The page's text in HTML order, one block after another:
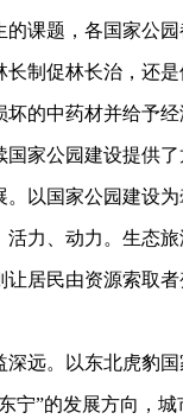
课题，各国家公
制促林长治，还
的中药材并给予
家公园建设提供了
以国家公园建设
力、动力。生态
居民由资源索取者
远。以东北虎豹
宁”的发展方向，